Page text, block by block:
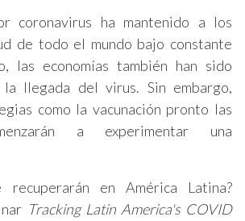
coronavirus ha mantenido a los
de todo el mundo bajo constante
las economías también han sido
la llegada del virus. Sin embargo,
como la vacunación pronto las
a experimentar una
recuperarán en América Latina?
Tracking Latin America's COVID